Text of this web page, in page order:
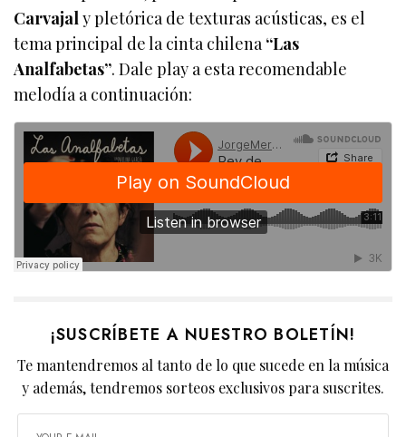
Carvajaly pletórica de texturas acústicas, es el
tema principal de la cinta chilena“Las
Analfabetas”. Dale play a esta recomendable
melodía a continuación:
¡SUSCRÍBETE A NUESTRO BOLETÍN!
Te mantendremos al tanto de lo que sucede en la música
y además, tendremos sorteos exclusivos para suscrites.